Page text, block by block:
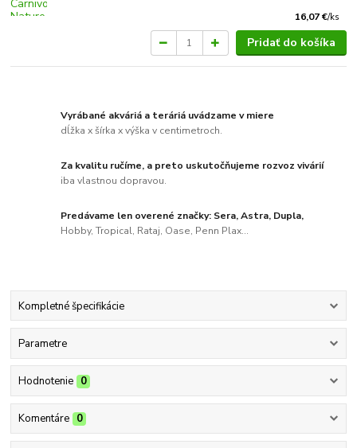
16,07 €/ks
Pridať do košíka
Vyrábané akváriá a teráriá uvádzame v miere
dĺžka x šírka x výška v centimetroch.
Za kvalitu ručíme, a preto uskutočňujeme rozvoz vivárií
iba vlastnou dopravou.
Predávame len overené značky: Sera, Astra, Dupla,
Hobby, Tropical, Rataj, Oase, Penn Plax...
Kompletné špecifikácie
Parametre
Hodnotenie 0
Komentáre 0